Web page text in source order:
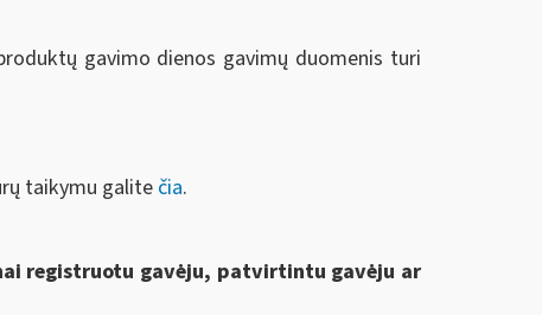
gavimo dienos gavimų duomenis turi
taikymu galite čia.
registruotu gavėju, patvirtintu gavėju ar